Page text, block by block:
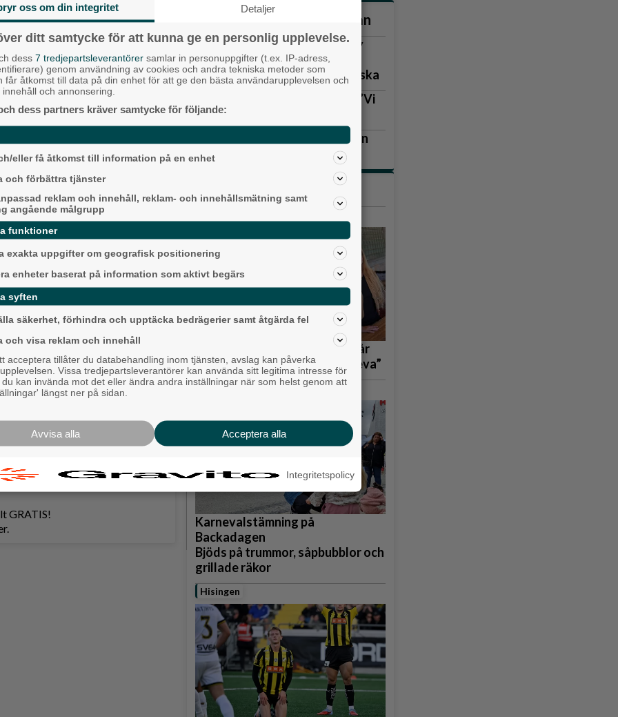
blev ännu bättre än väntat.
och att livsmedel var det
den 8 maj styrräntan oförändrad
till inflationen, och så sent som
den sjunkande inflationen.
fortsätter prioritera låga
ge besked om att sänka
tre kronor lägre per liter från den
ekonomin. Matpriser,
När matkostnaderna nu
Och för att hushållens ekonomi
från energi och
kommer att prioritera.
GRATIS!
Topp tre denna veckan
Fastighetsägarna vill ha ny
hyresmodell –
Hyresgästföreningen kritiska
Då börjar tågen rulla igen: ”Vi
ligger bra i fas”
Ny pastor i Equmeniakyrkan
Långared
Senaste artiklarna
Krögarnas kamp när tågen står
stilla: "Vi försöker bara överleva”
Backa/Kärra
Karnevalstämning på
Backadagen
Bjöds på trummor, såpbubblor och
grillade räkor
Hisingen
oss om din integritet Detaljer
ditt samtycke för att kunna ge en personlig upplevelse.
dess 7 tredjepartsleverantörer samlar in personuppgifter (t.ex. IP-adress,
genom användning av cookies och andra tekniska metoder som
får åtkomst till data på din enhet för att ge den bästa användarupplevelsen och
och annonsering.
dess partners kräver samtycke för följande:
eller få åtkomst till information på en enhet
och förbättra tjänster
reklam och innehåll, reklam- och innehållsmätning samt
angående målgrupp
funktioner
exakta uppgifter om geografisk positionering
enheter baserat på information som aktivt begärs
syften
säkerhet, förhindra och upptäcka bedrägerier samt åtgärda fel
och visa reklam och innehåll
acceptera tillåter du databehandling inom tjänsten, avslag kan påverka
Vissa tredjepartsleverantörer kan använda sitt legitima intresse för
kan invända mot det eller ändra andra inställningar när som helst genom att
längst ner på sidan.
Acceptera alla
Avvisa alla
Integritetspolicy